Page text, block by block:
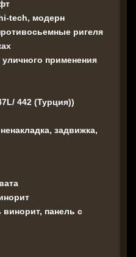
tech, модерн
ригеля
применения
442 (Турция))
задвижка,
винорит, панель с